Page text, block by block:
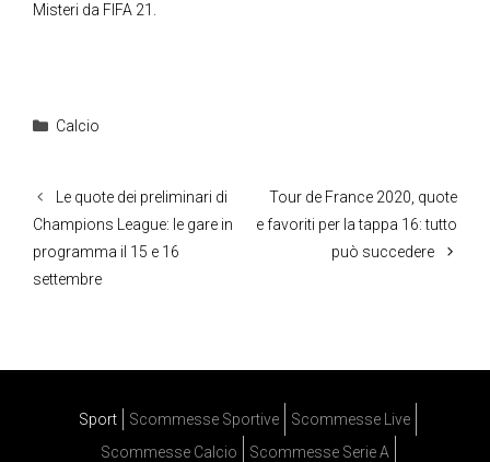
Misteri da FIFA 21.
Categorie
Calcio
Le quote dei preliminari di
Champions League: le gare in
programma il 15 e 16
settembre
Tour de France 2020, quote
e favoriti per la tappa 16: tutto
può succedere
Sport Scommesse Sportive
Scommesse Live
Scommesse Calcio
Scommesse Serie A